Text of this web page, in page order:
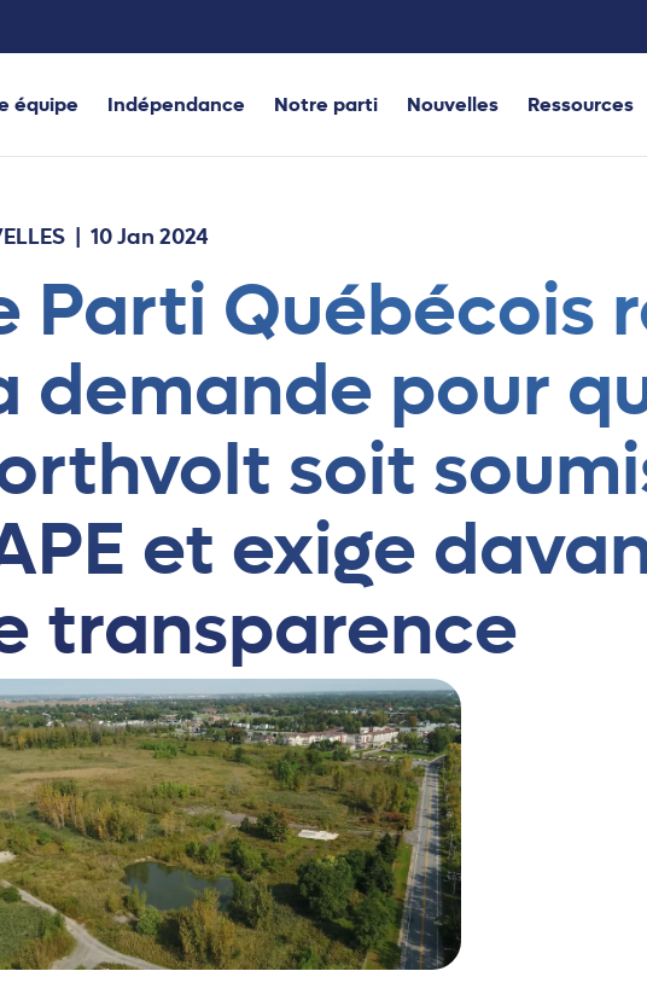
équipe Indépendance Notre parti Nouvelles Ressources
| 10 Jan 2024
Parti Québécois
demande pour
soit
et exige
transparence